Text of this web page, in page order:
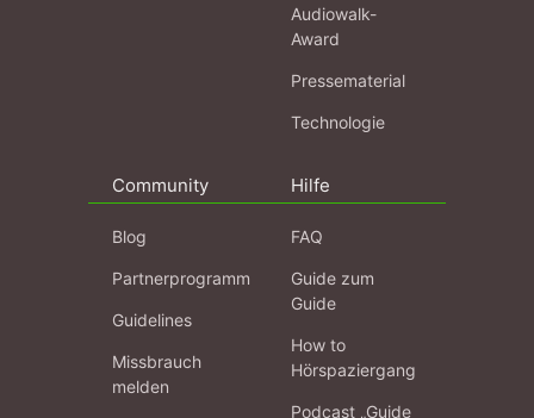
Audiowalk-
Award
Pressematerial
Technologie
Community
Blog
Partnerprogramm
Guidelines
Missbrauch
melden
Hilfe
FAQ
Guide zum
Guide
How to
Hörspaziergang
Podcast „Guide